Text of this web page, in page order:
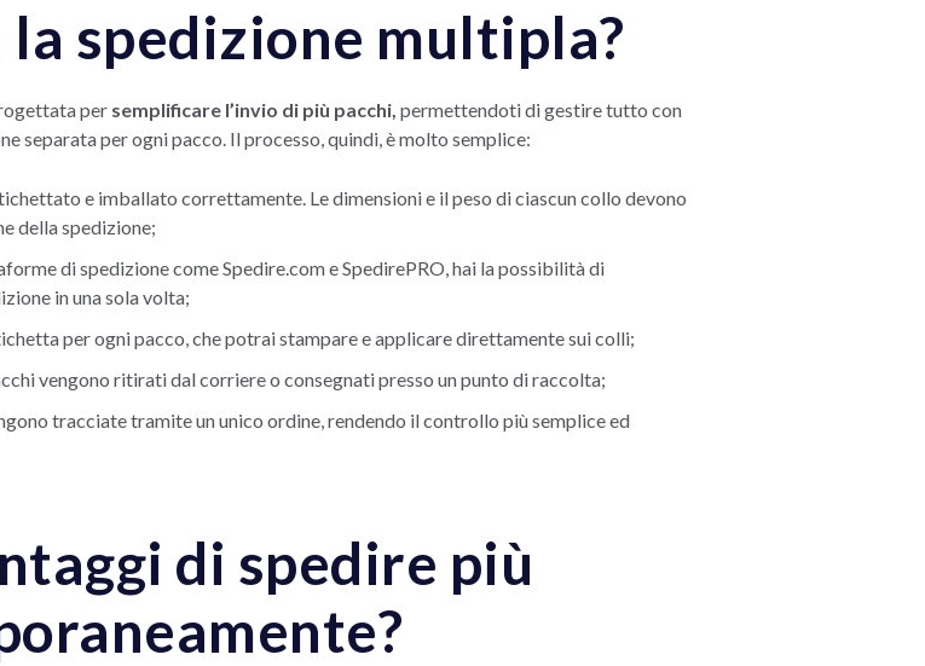
spedizione multipla?
per semplificare l’invio di più pacchi, permettendoti di gestire tutto con
separata per ogni pacco. Il processo, quindi, è molto semplice:
e imballato correttamente. Le dimensioni e il peso di ciascun collo devono
della spedizione;
di spedizione come Spedire.com e SpedirePRO, hai la possibilità di
in una sola volta;
per ogni pacco, che potrai stampare e applicare direttamente sui colli;
vengono ritirati dal corriere o consegnati presso un punto di raccolta;
tracciate tramite un unico ordine, rendendo il controllo più semplice ed
di spedire più